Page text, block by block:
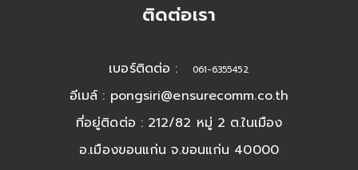
ติดต่อเรา
เบอร์ติดต่อ : 061-6355452
อีเมล์ : pongsiri@ensurecomm.co.th
ที่อยู่ติดต่อ : 212/82 หมู่ 2 ต.ในเมือง
อ.เมืองขอนแก่น จ.ขอนแก่น 40000